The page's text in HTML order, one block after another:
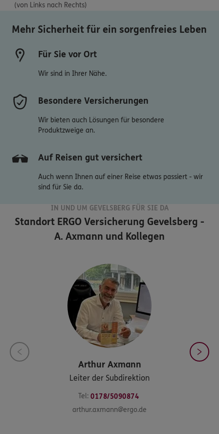
(von Links nach Rechts)
Mehr Sicherheit für ein sorgenfreies Leben
Für Sie vor Ort
Wir sind in Ihrer Nähe.
Besondere Versicherungen
Wir bieten auch Lösungen für besondere
Produktzweige an.
Auf Reisen gut versichert
Auch wenn Ihnen auf einer Reise etwas passiert - wir
sind für Sie da.
IN UND UM GEVELSBERG FÜR SIE DA
Standort ERGO Versicherung Gevelsberg -
A. Axmann und Kollegen
Arthur Axmann
Leiter der Subdirektion
Tel: 0178/5090874
arthur.axmann@ergo.de